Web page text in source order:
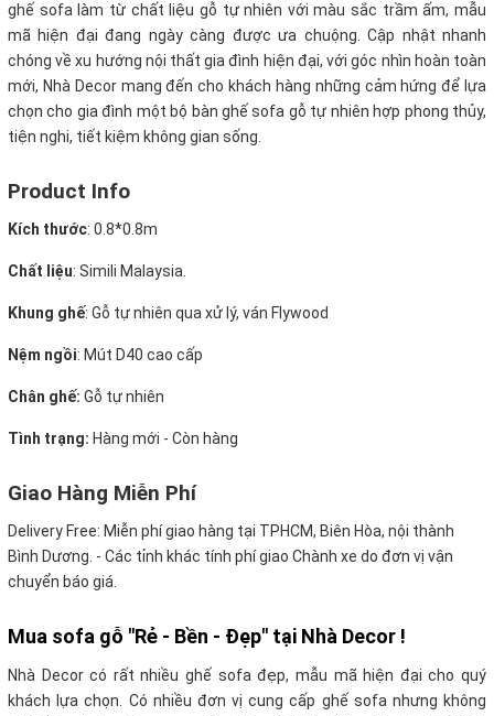
ghế sofa làm từ chất liệu gỗ tự nhiên với màu sắc trầm ấm, mẫu
mã hiện đại đang ngày càng được ưa chuộng. Cập nhật nhanh
chóng về xu hướng nội thất gia đình hiện đại, với góc nhìn hoàn toàn
mới, Nhà Decor mang đến cho khách hàng những cảm hứng để lựa
chọn cho gia đình một bộ bàn ghế sofa gỗ tự nhiên hợp phong thủy,
tiện nghi, tiết kiệm không gian sống.
Product Info
Kích thước: 0.8*0.8m
Chất liệu: Simili Malaysia.
Khung ghế: Gỗ tự nhiên qua xử lý, ván Flywood
Nệm ngồi: Mút D40 cao cấp
Chân ghế: Gỗ tự nhiên
Tình trạng: Hàng mới - Còn hàng
Giao Hàng Miễn Phí
Delivery Free: Miễn phí giao hàng tại TPHCM, Biên Hòa, nội thành
Bình Dương. - Các tỉnh khác tính phí giao Chành xe do đơn vị vận
chuyển báo giá.
Mua sofa gỗ "Rẻ - Bền - Đẹp" tại Nhà Decor !
Nhà Decor có rất nhiều ghế sofa đẹp, mẫu mã hiện đại cho quý
khách lựa chọn. Có nhiều đơn vị cung cấp ghế sofa nhưng không